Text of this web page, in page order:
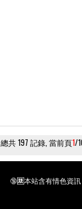
總共 197 記錄, 當前頁1/
🔞🈲本站含有情色資